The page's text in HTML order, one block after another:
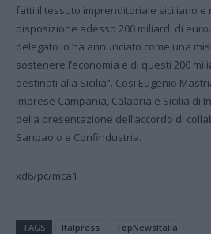
fatti il tessuto imprenditoriale siciliano e
disposizione adesso 200 miliardi di
delegato lo ha annunciato come una
sostenere l’economia e di questi 200
destinati alla Sicilia”. Così Eugenio
Imprese Campania, Calabria e Sicilia di
della presentazione dell’accordo di
Sanpaolo e Confindustria.
xd6/pc/mca1
TAGS Italpress TopNewsItalia